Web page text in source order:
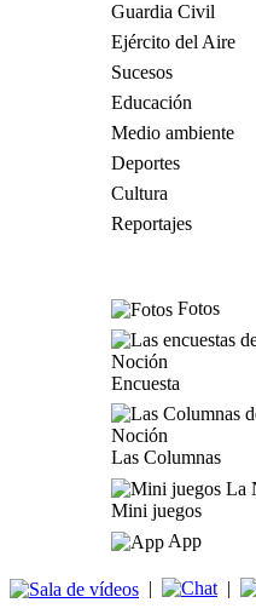
Guardia Civil
Ejército del Aire
Sucesos
Educación
Medio ambiente
Deportes
Cultura
Reportajes
Fotos
Encuesta
Las Columnas
Mini juegos
App
| |